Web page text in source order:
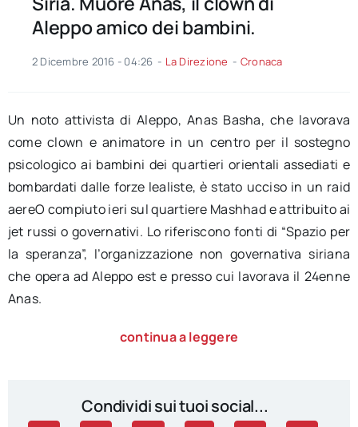
Aleppo amico dei bambini.
2 Dicembre 2016 - 04:26 - La Direzione - Cronaca
Un noto attivista di Aleppo, Anas Basha, che lavorava
come clown e animatore in un centro per il sostegno
psicologico ai bambini dei quartieri orientali assediati e
bombardati dalle forze lealiste, è stato ucciso in un raid
aereO compiuto ieri sul quartiere Mashhad e attribuito ai
jet russi o governativi. Lo riferiscono fonti di “Spazio per
la speranza”, l’organizzazione non governativa siriana
che opera ad Aleppo est e presso cui lavorava il 24enne
Anas.
continua a leggere
Condividi sui tuoi social...